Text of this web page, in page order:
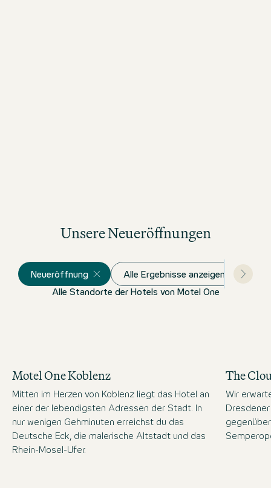
Unsere Neueröffnungen
Neueröffnung Alle Ergebnisse anzeigen
Alle Standorte der Hotels von Motel One
Motel One Koblenz
Mitten im Herzen von Koblenz liegt das Hotel an
einer der lebendigsten Adressen der Stadt. In
nur wenigen Gehminuten erreichst du das
Deutsche Eck, die malerische Altstadt und das
Rhein-Mosel-Ufer.
The
Wir